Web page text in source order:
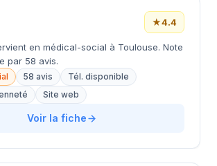
★4.4
en médical-social à Toulouse. Note
par 58 avis.
58 avis
Tél. disponible
Site web
Voir la fiche